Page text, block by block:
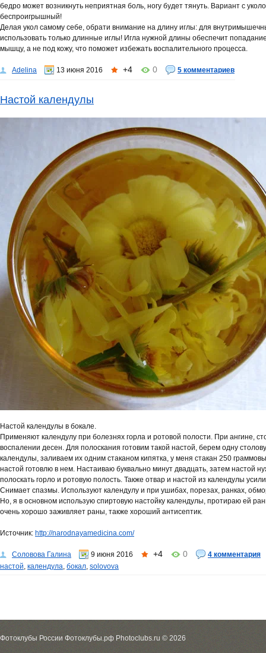
бедро может возникнуть неприятная боль, ногу будет тянуть. Вариант с
беспроигрышный!
Делая укол самому себе, обрати внимание на длину иглы: для
использовать только длинные иглы! Игла нужной длины обеспечит
мышцу, а не под кожу, что поможет избежать воспалительного процесса.
Adelina 13 июня 2016 +4 0 5 комментариев
Настой календулы
Настой календулы в бокале.
Применяют календулу при болезнях горла и ротовой полости. При ангине,
воспалении десен. Для полоскания готовим такой настой, берем одну
календулы, заливаем их одним стаканом кипятка, у меня стакан 250
настой готовлю в нем. Настаиваю буквально минут двадцать, затем настой
полоскать горло и ротовую полость. Также отвар и настой из календулы
Снимает спазмы. Используют календулу и при ушибах, порезах, ранках,
Но, я в основном использую спиртовую настойку календулы, протираю ей
очень хорошо заживляет раны, также хороший антисептик.
Источник: http://narodnayamedicina.com/
Соловова Галина 9 июня 2016 +4 0
4 комментария
настой, календула, бокал, solovova
Фотоклубы России Фотоклубы.рф Photoclubs.ru © 2026